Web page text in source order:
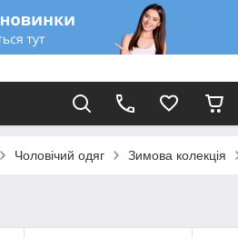
Чоловічий одяг Зимова колекція